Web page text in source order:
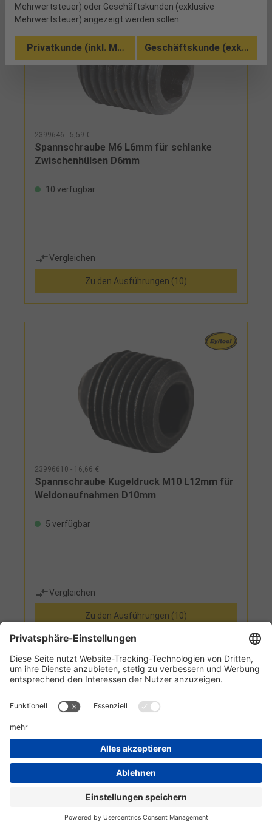
2399646 - 5,59 €
Spannschraube M6 L6mm für schlanke
Zwischenhülsen D6mm
10 verfügbar
Vergleichen
Zu den Ausführungen (10)
23996610 - 16,66 €
Spannschraube Kugeldruck M10 L12mm für
Weldonaufnahmen D10mm
5 verfügbar
Vergleichen
Zu den Ausführungen (10)
Informationen
Kundenservice
Werkzeug-Eylert GmbH & Co. KG • F.-O.-Schimmel-Str. 3 • 09120 Chemnitz
Mehrwertsteuer) oder Geschäftskunden (exklusive
Mehrwertsteuer) angezeigt werden sollen.
Privatkunde (inkl. MwSt.) Geschäftskunde (exkl.